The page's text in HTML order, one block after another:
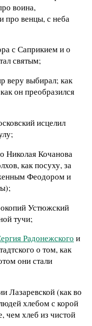
воина,
про венцы, с неба
с Саприкием и о
святым;
веру выбирал; как
он преобразился
исцелил
Николая Кочанова
как посуху, за
Феодором и
Устюжский
тучи;
Радонежского и
о том, как
они стали
Лазаревской (как во
хлебом с корой
чем хлеб из чистой